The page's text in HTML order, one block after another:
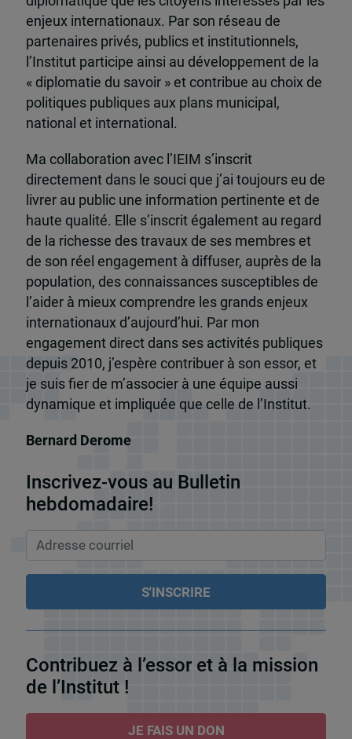
enjeux internationaux. Par son réseau de
partenaires privés, publics et institutionnels,
l’Institut participe ainsi au développement de la
« diplomatie du savoir » et contribue au choix de
politiques publiques aux plans municipal,
national et international.
Ma collaboration avec l’IEIM s’inscrit
directement dans le souci que j’ai toujours eu de
livrer au public une information pertinente et de
haute qualité. Elle s’inscrit également au regard
de la richesse des travaux de ses membres et
de son réel engagement à diffuser, auprès de la
population, des connaissances susceptibles de
l’aider à mieux comprendre les grands enjeux
internationaux d’aujourd’hui. Par mon
engagement direct dans ses activités publiques
depuis 2010, j’espère contribuer à son essor, et
je suis fier de m’associer à une équipe aussi
dynamique et impliquée que celle de l’Institut.
Bernard Derome
Inscrivez-vous au Bulletin
hebdomadaire!
Contribuez à l’essor et à la mission
de l’Institut !
JE FAIS UN DON